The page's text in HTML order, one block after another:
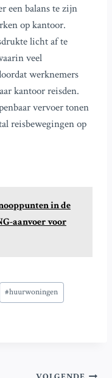
een balans te zijn
op kantoor.
licht af te
veel
werknemers
kantoor reisden.
vervoer tonen
reisbewegingen op
in de
aanvoer voor
#huurwoningen